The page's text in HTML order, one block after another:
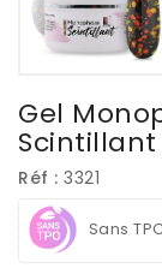
Gel
Scintillant
Réf : 3321
Sans